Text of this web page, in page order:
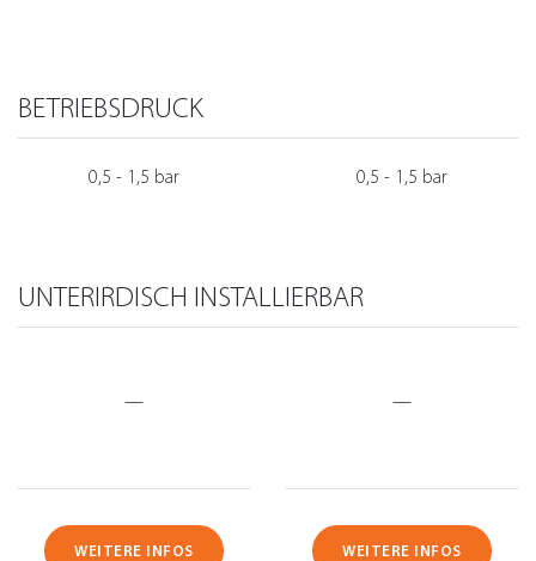
BETRIEBSDRUCK
0,5 - 1,5 bar 0,5 - 1,5 bar
UNTERIRDISCH INSTALLIERBAR
— —
WEITERE INFOS WEITERE INFOS